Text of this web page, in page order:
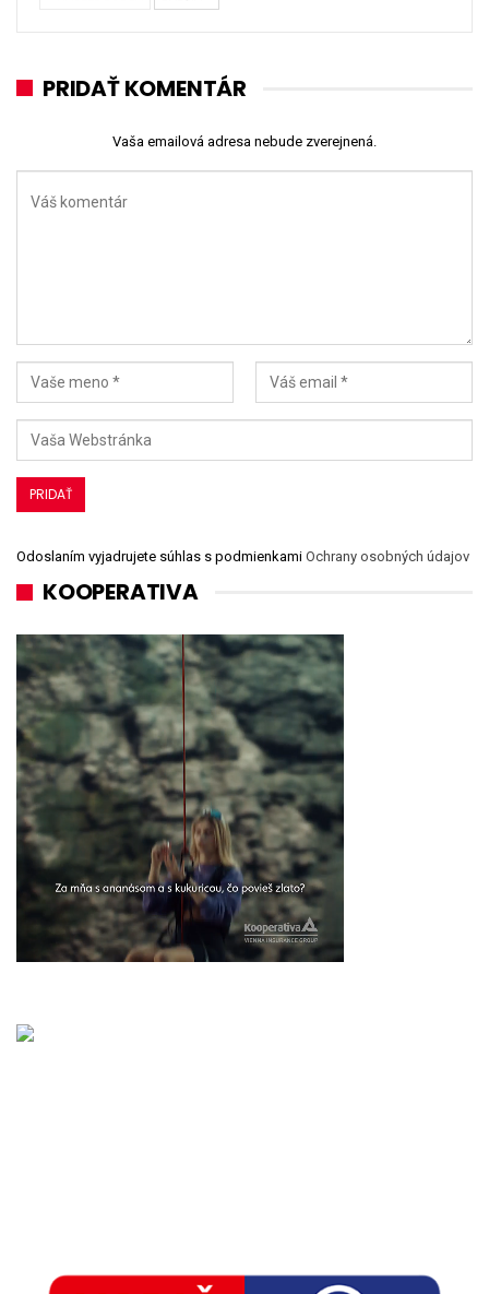
PRIDAŤ KOMENTÁR
Vaša emailová adresa nebude zverejnená.
Odoslaním vyjadrujete súhlas s podmienkami Ochrany osobných údajov
KOOPERATIVA